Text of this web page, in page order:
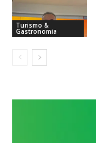
Turismo &
Gastronomia